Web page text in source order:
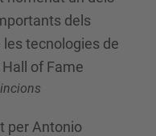
dels
les tecnologies de
of Fame
per Antonio